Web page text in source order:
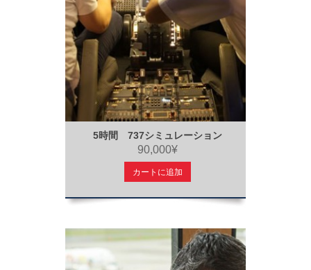
5時間 737シミュレーション
90,000¥
カートに追加